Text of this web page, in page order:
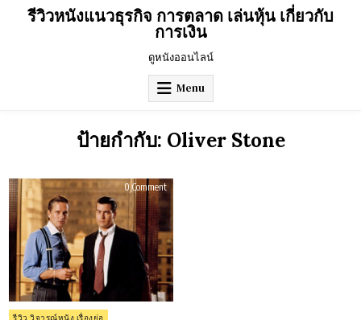
รีวิวหนังแนวธุรกิจ การตลาด เล่นหุ้น เกี่ยวกับ
การเงิน
ดูหนังออนไลน์
Menu
ป้ายกำกับ: Oliver Stone
0 Commenton
รีวิว
Wall
ลล์
สตรี
ท
หุ้น
มหาอำนาจ
(1987)
รีวิว วิจารณ์หนัง เรื่องย่อ